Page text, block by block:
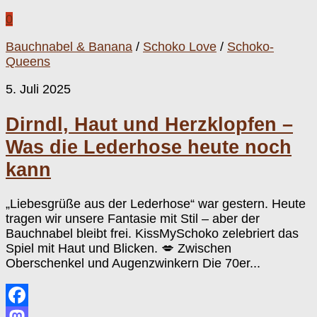
0
Bauchnabel & Banana / Schoko Love / Schoko-
Queens
5. Juli 2025
Dirndl, Haut und Herzklopfen –
Was die Lederhose heute noch
kann
„Liebesgrüße aus der Lederhose“ war gestern. Heute
tragen wir unsere Fantasie mit Stil – aber der
Bauchnabel bleibt frei. KissMySchoko zelebriert das
Spiel mit Haut und Blicken. 💋 Zwischen
Oberschenkel und Augenzwinkern Die 70er...